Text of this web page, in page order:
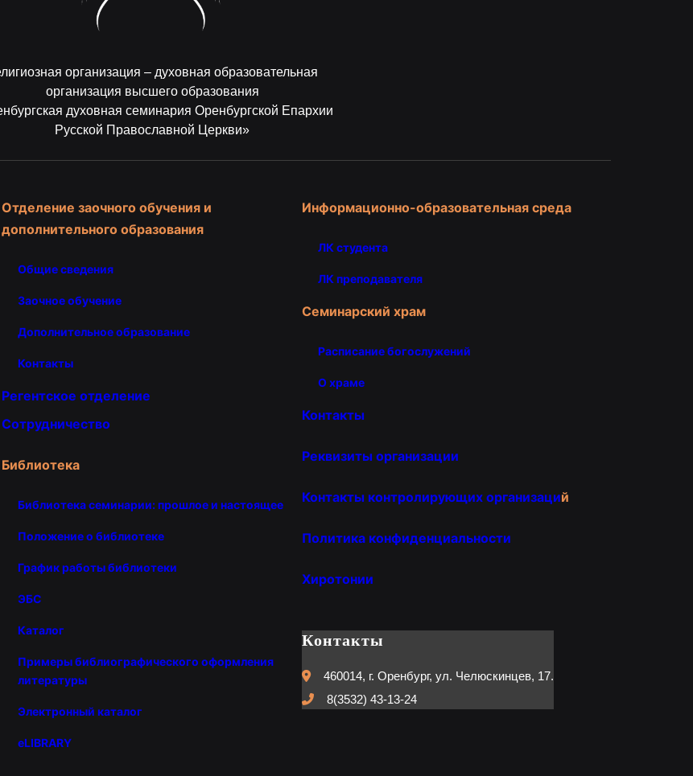
организация – духовная образовательная
организация высшего образования
духовная семинария Оренбургской Епархии
Русской Православной Церкви»
Отделение заочного обучения и
дополнительного образования
Общие сведения
Заочное обучение
Дополнительное образование
Контакты
Регентское отделение
Сотрудничество
Библиотека
Библиотека семинарии: прошлое и настоящее
Положение о библиотеке
График работы библиотеки
ЭБС
Каталог
Примеры библиографического оформления
литературы
Электронный каталог
eLIBRARY
Информационно-образовательная среда
ЛК студента
ЛК преподавателя
Семинарский храм
Расписание богослужений
О храме
Контакты
Реквизиты организации
Контакты контролирующих организаций
Политика конфиденциальности
Хиротонии
Контакты
460014, г. Оренбург, ул. Челюскинцев, 17.
8(3532) 43-13-24